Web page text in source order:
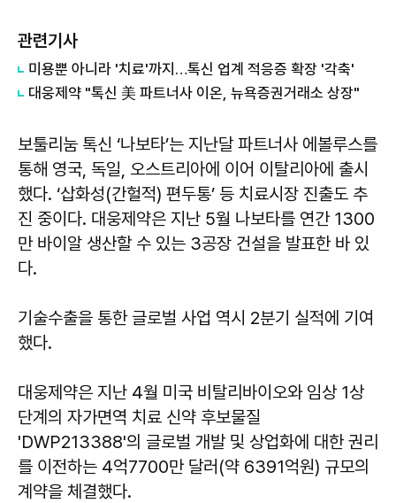
관련기사
​미용뿐 아니라 '치료'까지…톡신 업계 적응증 확장 '각축'
대웅제약 "톡신 美 파트너사 이온, 뉴욕증권거래소 상장"
보툴리눔 톡신 ‘나보타’는 지난달 파트너사 에볼루스를
통해 영국, 독일, 오스트리아에 이어 이탈리아에 출시
했다. ‘삽화성(간헐적) 편두통’ 등 치료시장 진출도 추
진 중이다. 대웅제약은 지난 5월 나보타를 연간 1300
만 바이알 생산할 수 있는 3공장 건설을 발표한 바 있
다.
기술수출을 통한 글로벌 사업 역시 2분기 실적에 기여
했다.
대웅제약은 지난 4월 미국 비탈리바이오와 임상 1상
단계의 자가면역 치료 신약 후보물질
'DWP213388'의 글로벌 개발 및 상업화에 대한 권리
를 이전하는 4억7700만 달러(약 6391억원) 규모의
계약을 체결했다.